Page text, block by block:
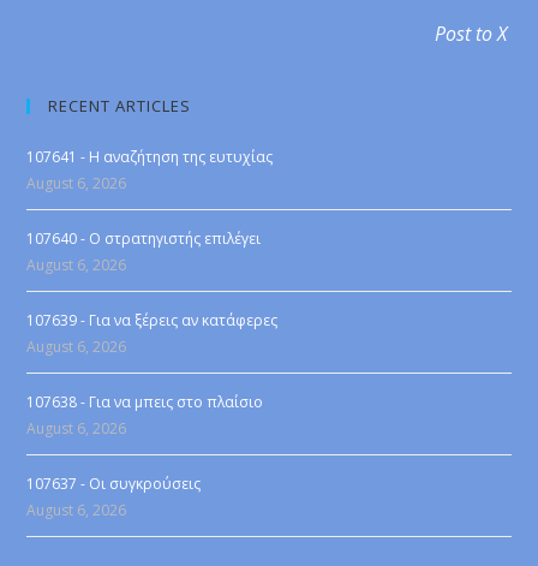
Post to X
RECENT ARTICLES
107641 - Η αναζήτηση της ευτυχίας
August 6, 2026
107640 - Ο στρατηγιστής επιλέγει
August 6, 2026
107639 - Για να ξέρεις αν κατάφερες
August 6, 2026
107638 - Για να μπεις στο πλαίσιο
August 6, 2026
107637 - Οι συγκρούσεις
August 6, 2026